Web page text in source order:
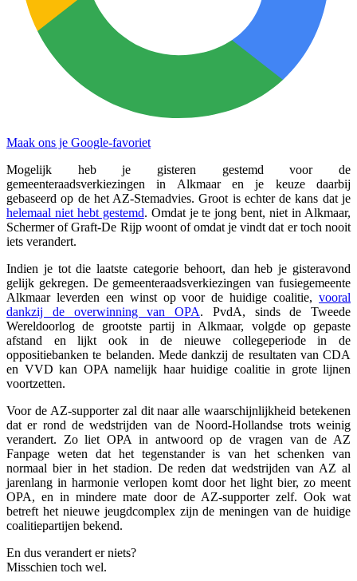
Maak ons je Google-favoriet
Mogelijk heb je gisteren gestemd voor de
gemeenteraadsverkiezingen in Alkmaar en je keuze daarbij
gebaseerd op de het AZ-Stemadvies. Groot is echter de kans dat je
helemaal niet hebt gestemd. Omdat je te jong bent, niet in Alkmaar,
Schermer of Graft-De Rijp woont of omdat je vindt dat er toch nooit
iets verandert.
Indien je tot die laatste categorie behoort, dan heb je gisteravond
gelijk gekregen. De gemeenteraadsverkiezingen van fusiegemeente
Alkmaar leverden een winst op voor de huidige coalitie, vooral
dankzij de overwinning van OPA. PvdA, sinds de Tweede
Wereldoorlog de grootste partij in Alkmaar, volgde op gepaste
afstand en lijkt ook in de nieuwe collegeperiode in de
oppositiebanken te belanden. Mede dankzij de resultaten van CDA
en VVD kan OPA namelijk haar huidige coalitie in grote lijnen
voortzetten.
Voor de AZ-supporter zal dit naar alle waarschijnlijkheid betekenen
dat er rond de wedstrijden van de Noord-Hollandse trots weinig
verandert. Zo liet OPA in antwoord op de vragen van de AZ
Fanpage weten dat het tegenstander is van het schenken van
normaal bier in het stadion. De reden dat wedstrijden van AZ al
jarenlang in harmonie verlopen komt door het light bier, zo meent
OPA, en in mindere mate door de AZ-supporter zelf. Ook wat
betreft het nieuwe jeugdcomplex zijn de meningen van de huidige
coalitiepartijen bekend.
En dus verandert er niets?
Misschien toch wel.